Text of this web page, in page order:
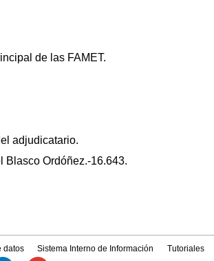
de las FAMET.
adjudicatario.
Blasco Ordóñez.-16.643.
datos Sistema Interno de Información Tutoriales